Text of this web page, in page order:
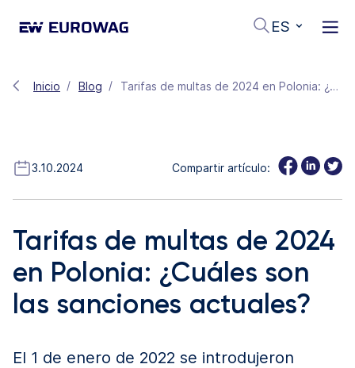
ES
Inicio Blog Tarifas de multas de 2024 en Polonia: ¿Cuáles son las sanciones actuales?
3.10.2024 Compartir artículo:
Tarifas de multas de 2024
en Polonia: ¿Cuáles son
las sanciones actuales?
El 1 de enero de 2022 se introdujeron